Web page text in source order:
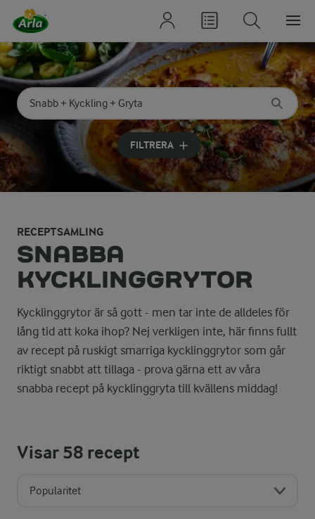
Sök på kategori eller ingrediens
Skriv in sökord för att få förslag
FILTRERA
RECEPTSAMLING
SNABBA
KYCKLINGGRYTOR
Kycklinggrytor är så gott - men tar inte de alldeles för
lång tid att koka ihop? Nej verkligen inte, här finns fullt
av recept på ruskigt smarriga kycklinggrytor som går
riktigt snabbt att tillaga - prova gärna ett av våra
snabba recept på kycklinggryta till kvällens middag!
Visar58 recept
Popularitet